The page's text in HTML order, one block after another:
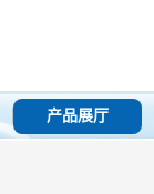
产品展厅